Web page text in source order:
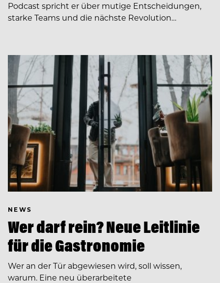
Podcast spricht er über mutige Entscheidungen,
starke Teams und die nächste Revolution…
NEWS
Wer darf rein? Neue Leitlinie
für die Gastronomie
Wer an der Tür abgewiesen wird, soll wissen,
warum. Eine neu überarbeitete